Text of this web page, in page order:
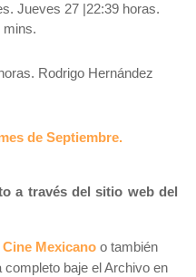
Jueves 27 |22:39 horas.
mins.
Rodrigo Hernández
de Septiembre.
a través del sitio web del
Mexicano o también
baje el Archivo en